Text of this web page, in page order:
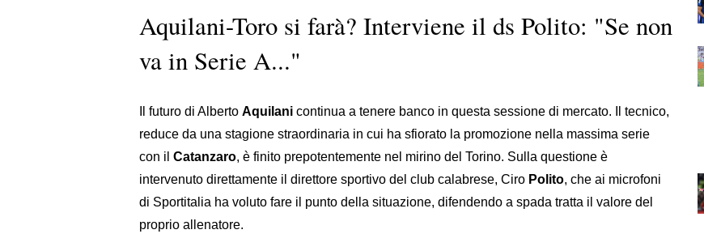
Aquilani-Toro si farà? Interviene il ds Polito: "Se non
va in Serie A..."
Il futuro di Alberto Aquilani continua a tenere banco in questa sessione di mercato. Il tecnico,
reduce da una stagione straordinaria in cui ha sfiorato la promozione nella massima serie
con il Catanzaro, è finito prepotentemente nel mirino del Torino. Sulla questione è
intervenuto direttamente il direttore sportivo del club calabrese, Ciro Polito, che ai microfoni
di Sportitalia ha voluto fare il punto della situazione, difendendo a spada tratta il valore del
proprio allenatore.